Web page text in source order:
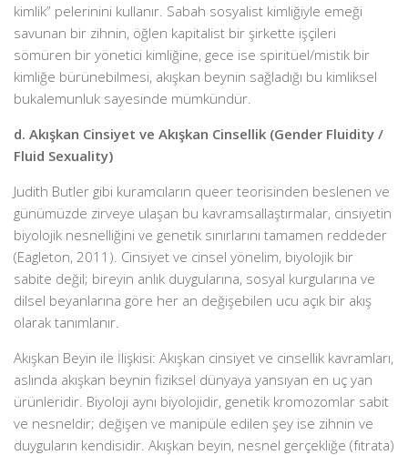
kimlik” pelerinini kullanır. Sabah sosyalist kimliğiyle emeği
savunan bir zihnin, öğlen kapitalist bir şirkette işçileri
sömüren bir yönetici kimliğine, gece ise spiritüel/mistik bir
kimliğe bürünebilmesi, akışkan beynin sağladığı bu kimliksel
bukalemunluk sayesinde mümkündür.
d. Akışkan Cinsiyet ve Akışkan Cinsellik (Gender Fluidity /
Fluid Sexuality)
Judith Butler gibi kuramcıların queer teorisinden beslenen ve
günümüzde zirveye ulaşan bu kavramsallaştırmalar, cinsiyetin
biyolojik nesnelliğini ve genetik sınırlarını tamamen reddeder
(Eagleton, 2011). Cinsiyet ve cinsel yönelim, biyolojik bir
sabite değil; bireyin anlık duygularına, sosyal kurgularına ve
dilsel beyanlarına göre her an değişebilen ucu açık bir akış
olarak tanımlanır.
Akışkan Beyin ile İlişkisi: Akışkan cinsiyet ve cinsellik kavramları,
aslında akışkan beynin fiziksel dünyaya yansıyan en uç yan
ürünleridir. Biyoloji aynı biyolojidir, genetik kromozomlar sabit
ve nesneldir; değişen ve manipüle edilen şey ise zihnin ve
duyguların kendisidir. Akışkan beyin, nesnel gerçekliğe (fıtrata)